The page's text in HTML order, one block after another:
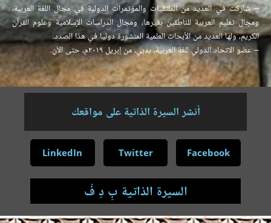
– شاركت في العديد من الملتقيات والمؤتمرات الدولية في مجال اللغة العربية،
ومجال تعليم العربية للناطقين بغيرها، ومجال الدراسات الإسلامية وعلوم القرآن
الكريم، ولها العديد من الأبحاث العلمية المنشورة دوليا في هذا الصدد.
– عضو الاتحاد الدولي للغة العربية، بدبي، من إبريل ٢٠١٩م، حتى الآن.
أنشر السيرة الذاتية على مواقعك
Facebook
Twitter
LinkedIn
السيرة الذاتية بِ دِ فْ